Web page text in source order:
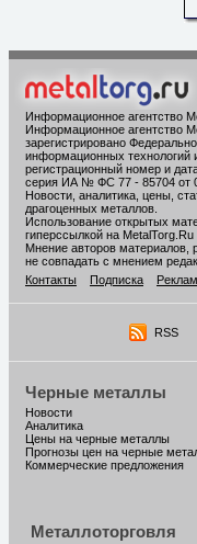
Информационное агентство
Информационное агентство
зарегистрировано
информационных технологий
регистрационный номер и
серия ИА № ФС 77 - 85704 от
Новости, аналитика, цены,
драгоценных металлов.
Использование открытых
гиперссылкой на MetalTorg.Ru
Мнение авторов
не совпадать с мнением
Контакты
Подписка
RSS
Черные металлы
Новости
Аналитика
Цены на черные металлы
Прогнозы цен на черные
Коммерческие предложения
Металлоторговля